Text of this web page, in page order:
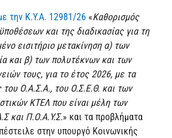
την Κ.Υ.Α. 12981/26 «Καθορισμός
και της διαδικασίας για τη
εισιτήριο μετακίνηση α) των
και β) των πολυτέκνων και των
τους, για το έτος 2026, με τα
του Ο.Α.Σ.Α., του Ο.Σ.Ε.Θ. και των
ΚΤΕΛ που είναι μέλη των
και Π.Ο.Α.Υ.Σ.» και τα προβλήματα
στην υπουργό Κοινωνικής